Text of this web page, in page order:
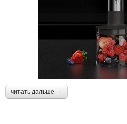
читать дальше →